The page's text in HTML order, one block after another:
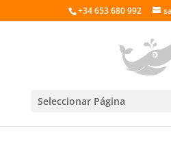
+34 653 680 992
Seleccionar Página